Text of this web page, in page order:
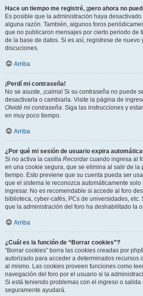
Hace un tiempo me registré, ¡pero ahora no
Es posible que la administración haya
alguna razón. También, algunos foros
que no publicaron mensajes por cierto periodo de
de la base de datos. Si es así, registrese de nuevo
discuciones.
Arriba
¡Perdí mi contraseña!
No se asuste, ¡calma! Si su contraseña no puede
desactivarla o cambiarla. Visite la página de
Olvidé mi contraseña. Siga las instrucciones y
en muy poco tiempo.
Arriba
¿Por qué mi sesión de usuario expira
Si no activa la casilla Recordarcuando ingresa al
en una cookie segura, que se elimina al salir de la
tiempo. Esto previene que su cuenta pueda ser
que el sistema le reconozca automáticamente solo
ingresar. No es recomendable si accede al foro
biblioteca, cyber-cafés, PCs de universidades,
que la administración del foro ha deshabilitado la
Arriba
¿Cuál es la función de “Borrar cookies”?
“Borrar cookies” borra las cookies creadas por
autorizado para acceder a determinados recursos
al mismo. Las cookies proveen funciones como
navegación del foro por el usuario si la
Si está teniendo problemas con el ingreso o
seguramente ayudará.